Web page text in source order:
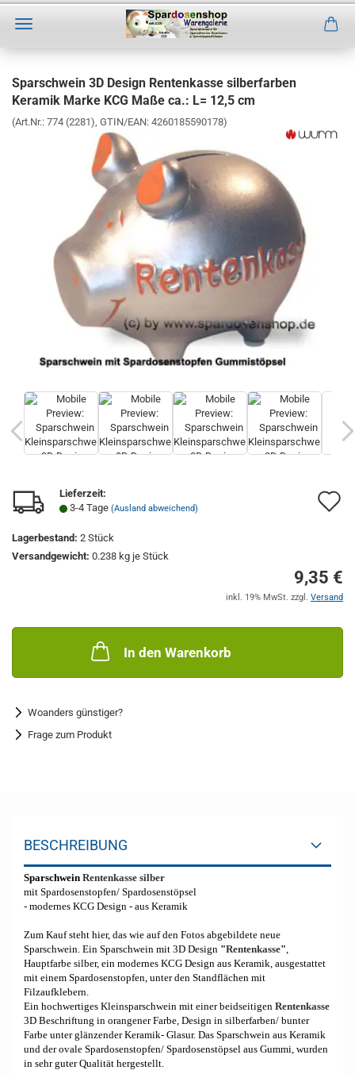
Hauptinhalt
Sparschwein 3D Design Rentenkasse silberfarben
Keramik Marke KCG Maße ca.: L= 12,5 cm
(Art.Nr.: 774 (2281) GTIN/EAN: 4260185590178)
Lieferzeit:
3-4 Tage (Ausland abweichend)
Lagerbestand: 2 Stück
Versandgewicht: 0.238 kg je Stück
9,35 €
inkl. 19% MwSt. zzgl. Versand
In den Warenkorb
Woanders günstiger?
Frage zum Produkt
BESCHREIBUNG
Sparschwein Rentenkasse silber
mit Spardosenstopfen/ Spardosenstöpsel
- modernes KCG Design - aus Keramik
Zum Kauf steht hier, das wie auf den Fotos abgebildete neue
Sparschwein. Ein Sparschwein mit 3D Design "Rentenkasse",
Hauptfarbe silber, ein modernes KCG Design aus Keramik, ausgestattet
mit einem Spardosenstopfen, unter den Standflächen mit
Filzaufklebern.
Ein hochwertiges Kleinsparschwein mit einer beidseitigen Rentenkasse
3D Beschriftung in orangener Farbe, Design in silberfarben/ bunter
Farbe unter glänzender Keramik- Glasur. Das Sparschwein aus Keramik
und der ovale Spardosenstopfen/ Spardosenstöpsel aus Gummi, wurden
in sehr guter Qualität hergestellt.